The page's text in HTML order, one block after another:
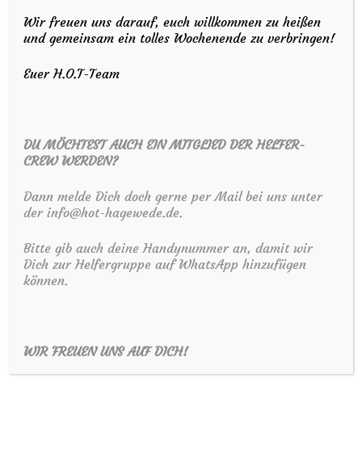
ob du selbst einen Oldtimer fährst oder
einfach nur die Atmosphäre genießen
möchtest – wir freuen uns auf dich!
Bis bald in Hagewede-Marl auf dem
Schützenplatz!
Dein H.O.T-Team
Sponsoren
Wir freuen uns darauf, euch willkommen zu heißen
und gemeinsam ein tolles Wochenende zu verbringen!
Euer H.O.T-Team
DU MÖCHTEST AUCH EIN MITGLIED DER HELFER-
CREW WERDEN?
Dann melde Dich doch gerne per Mail bei uns unter
der info@hot-hagewede.de.
Bitte gib auch deine Handynummer an, damit wir
Dich zur Helfergruppe auf WhatsApp hinzufügen
können.
WIR FREUEN UNS AUF DICH!